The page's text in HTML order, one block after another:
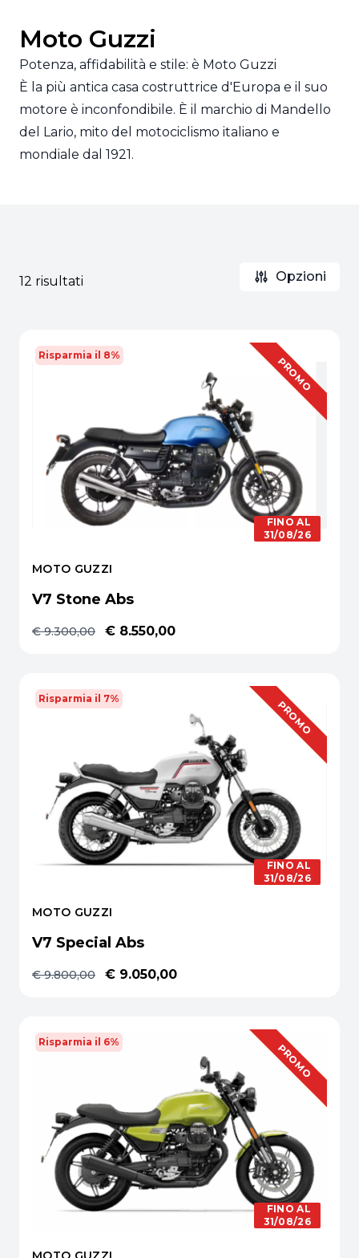
Moto Guzzi
Potenza, affidabilità e stile: è Moto Guzzi
È la più antica casa costruttrice d'Europa e il suo
motore è inconfondibile. È il marchio di Mandello
del Lario, mito del motociclismo italiano e
mondiale dal 1921.
12 risultati Opzioni
OFFERTA
PROMO
FINO AL
31/08/26
Risparmia il 8%
MOTO GUZZI
V7 Stone Abs
€ 9.300,00 € 8.550,00
OFFERTA
PROMO
FINO AL
31/08/26
Risparmia il 7%
MOTO GUZZI
V7 Special Abs
€ 9.800,00 € 9.050,00
OFFERTA
PROMO
FINO AL
31/08/26
Risparmia il 6%